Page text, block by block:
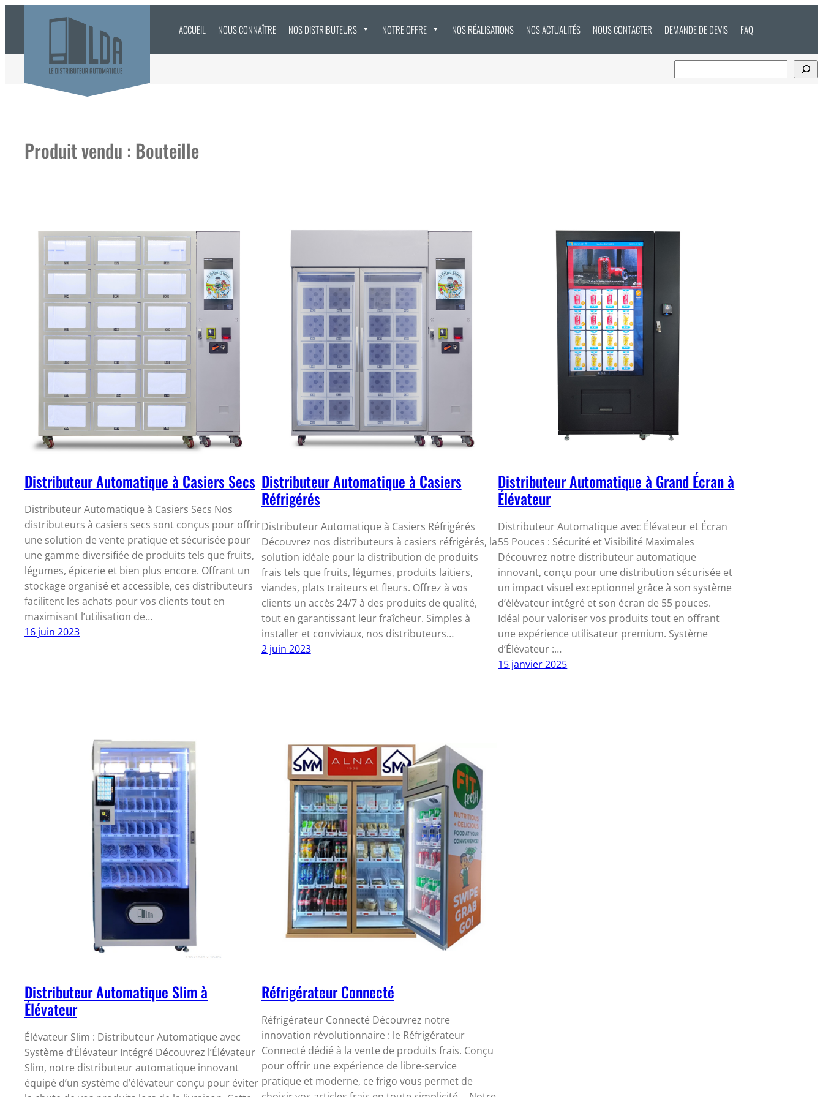
ACCUEIL NOUS CONNAÎTRE NOS DISTRIBUTEURS NOTRE OFFRE NOS RÉALISATIONS NOS ACTUALITÉS NOUS CONTACTER DEMANDE DE DEVIS FAQ
Produit vendu : Bouteille
Distributeur Automatique à Casiers Secs
Distributeur Automatique à Casiers Secs Nos
distributeurs à casiers secs sont conçus pour offrir
une solution de vente pratique et sécurisée pour
une gamme diversifiée de produits tels que fruits,
légumes, épicerie et bien plus encore. Offrant un
stockage organisé et accessible, ces distributeurs
facilitent les achats pour vos clients tout en
maximisant l’utilisation de…
16 juin 2023
Distributeur Automatique à Casiers
Réfrigérés
Distributeur Automatique à Casiers Réfrigérés
Découvrez nos distributeurs à casiers réfrigérés, la
solution idéale pour la distribution de produits
frais tels que fruits, légumes, produits laitiers,
viandes, plats traiteurs et fleurs. Offrez à vos
clients un accès 24/7 à des produits de qualité,
tout en garantissant leur fraîcheur. Simples à
installer et conviviaux, nos distributeurs…
2 juin 2023
Distributeur Automatique à Grand Écran à
Élévateur
Distributeur Automatique avec Élévateur et Écran
55 Pouces : Sécurité et Visibilité Maximales
Découvrez notre distributeur automatique
innovant, conçu pour une distribution sécurisée et
un impact visuel exceptionnel grâce à son système
d’élévateur intégré et son écran de 55 pouces.
Idéal pour valoriser vos produits tout en offrant
une expérience utilisateur premium. Système
d’Élévateur :…
15 janvier 2025
Distributeur Automatique Slim à
Élévateur
Élévateur Slim : Distributeur Automatique avec
Système d’Élévateur Intégré Découvrez l’Élévateur
Slim, notre distributeur automatique innovant
équipé d’un système d’élévateur conçu pour éviter
Réfrigérateur Connecté
Réfrigérateur Connecté Découvrez notre
innovation révolutionnaire : le Réfrigérateur
Connecté dédié à la vente de produits frais. Conçu
pour offrir une expérience de libre-service
pratique et moderne, ce frigo vous permet de